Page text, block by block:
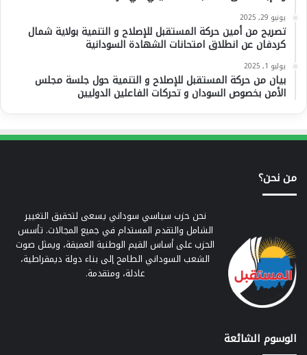
يونيو 29, 2025
تصريح من أمين حركة المستقبل للإصلاح و التنمية بولاية شمال
كردفان عن انطلاق امتحانات الشهادة السودانية
يوليو 1, 2025
بيان من حركة المستقبل للإصلاح و التنمية حول جلسة مجلس
الأمن بخصوص السودان و تحركات الفاعلين الدوليين
من نحن؟
نحن حزب سياسي سوداني يسعى لتحقيق التغيير
الشامل والتقدم المستدام في جميع المجالات. تأسس
الحزب على أساس القيم الوطنية العميقة، ويمثل صوت
الشعب السوداني الطامح إلى بناء دولة ديمقراطية،
عادلة، ومتقدمة.
الوسوم الشائعة